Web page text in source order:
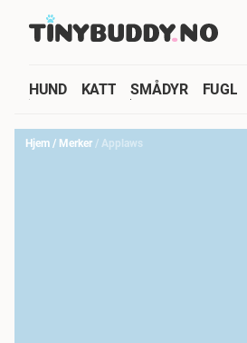
HUND KATT SMÅDYR FUGL
Hjem / Merker / Applaws